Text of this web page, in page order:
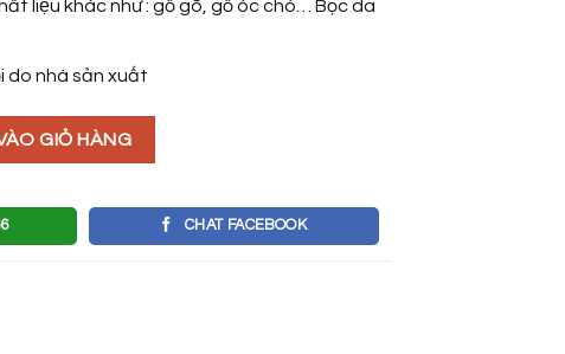
liệu khác như : gỗ gõ, gỗ óc chó… Bọc da
do nhà sản xuất
GIỎ HÀNG
CHAT FACEBOOK